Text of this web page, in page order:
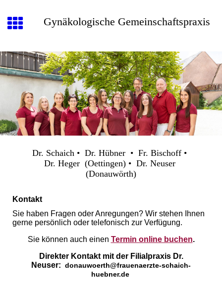
Gynäkologische Gemeinschaftspraxis
Dr. Schaich • Dr. Hübner • Fr. Bischoff •
Dr. Heger (Oettingen) • Dr. Neuser
(Donauwörth)
Kontakt
Sie haben Fragen oder Anregungen? Wir stehen Ihnen
gerne persönlich oder telefonisch zur Verfügung.
Sie können auch einen Termin online buchen.
Direkter Kontakt mit der Filialpraxis Dr.
Neuser: donauwoerth@frauenaerzte-schaich-
huebner.de